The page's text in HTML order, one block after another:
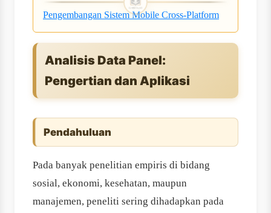
Pengembangan Sistem Mobile Cross-Platform
Analisis Data Panel:
Pengertian dan Aplikasi
Pendahuluan
Pada banyak penelitian empiris di bidang
sosial, ekonomi, kesehatan, maupun
manajemen, peneliti sering dihadapkan pada